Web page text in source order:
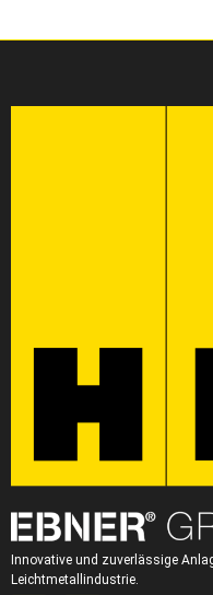
Innovative und zuverlässige
Leichtmetallindustrie.